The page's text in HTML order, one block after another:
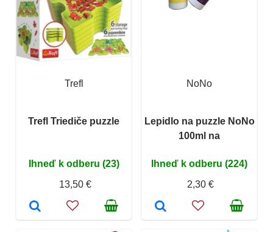
Trefl
Trefl Triediče puzzle
Ihneď k odberu (23)
13,50 €
NoNo
Lepidlo na puzzle NoNo
100ml na
Ihneď k odberu (224)
2,30 €